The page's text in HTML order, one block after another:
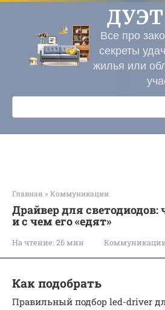
Перейти
контенту
Все про
секреты
жилья или
Поиск:
Главная » Коммуникации
Драйвер для светодиодов:
и с чем его «едят»
На чтение: 26 мин
Как подобрать
Правильный подбор led-driver